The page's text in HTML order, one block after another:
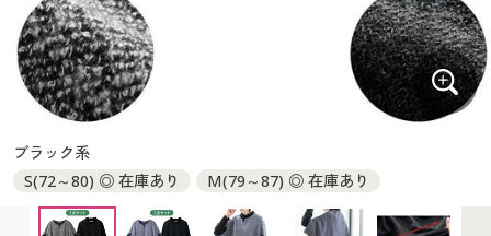
大きいサイズ レディース下着
大きいサイズ メンズ
大きいサイズ 事務・制服
シークレットセール
商品カテゴリ一覧
カタログ
カタログ・チラシからのご注文
デジタルカタログ
大きいサイズ メンズ
大きいサイズ 事務・制服
カタログ
カタログ・チラシからのご注文
カタログ無料プレゼント
ブラック系
S(72～80) ◎ 在庫あり
M(79～87) ◎ 在庫あり